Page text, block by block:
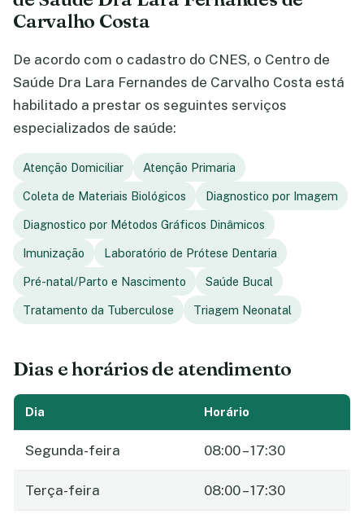
Carvalho Costa
De acordo com o cadastro do CNES, o Centro de
Saúde Dra Lara Fernandes de Carvalho Costa está
habilitado a prestar os seguintes serviços
especializados de saúde:
Atenção Domiciliar Atenção Primaria
Coleta de Materiais Biológicos Diagnostico por Imagem
Diagnostico por Métodos Gráficos Dinâmicos
Imunização Laboratório de Prótese Dentaria
Pré-natal/Parto e Nascimento Saúde Bucal
Tratamento da Tuberculose Triagem Neonatal
Dias e horários de atendimento
Dia Horário
Segunda-feira 08:00 – 17:30
Terça-feira 08:00 – 17:30